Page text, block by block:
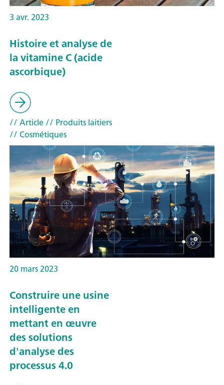
3 avr. 2023
Histoire et analyse de
la vitamine C (acide
ascorbique)
// Article// Produits laitiers
// Cosmétiques
20 mars 2023
Construire une usine
intelligente en
mettant en œuvre
des solutions
d'analyse des
processus 4.0